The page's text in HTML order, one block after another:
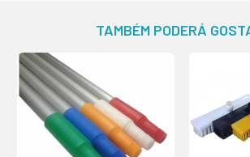
TAMBÉM PODERÁ